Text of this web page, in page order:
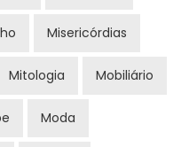
Misericórdias
Mitologia Mobiliário
Moda